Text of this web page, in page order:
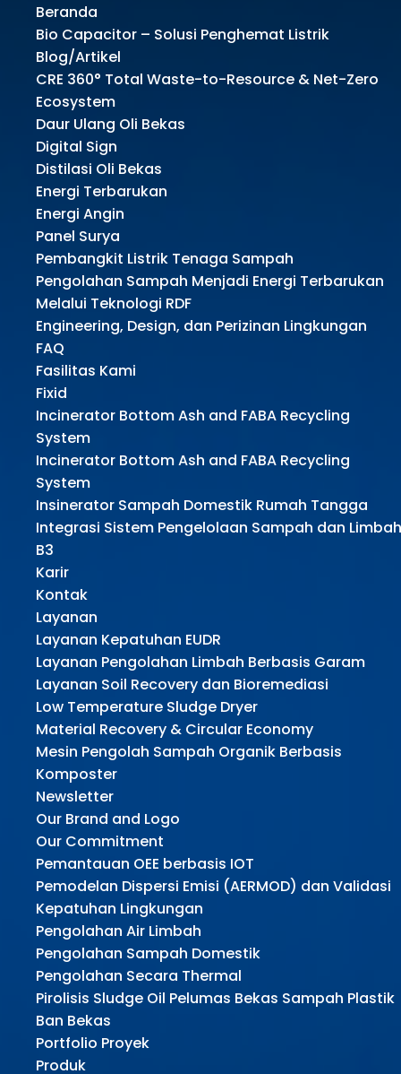
Beranda
Bio Capacitor – Solusi Penghemat Listrik
Blog/Artikel
CRE 360° Total Waste-to-Resource & Net-Zero
Ecosystem
Daur Ulang Oli Bekas
Digital Sign
Distilasi Oli Bekas
Energi Terbarukan
Energi Angin
Panel Surya
Pembangkit Listrik Tenaga Sampah
Pengolahan Sampah Menjadi Energi Terbarukan
Melalui Teknologi RDF
Engineering, Design, dan Perizinan Lingkungan
FAQ
Fasilitas Kami
Fixid
Incinerator Bottom Ash and FABA Recycling
System
Incinerator Bottom Ash and FABA Recycling
System
Insinerator Sampah Domestik Rumah Tangga
Integrasi Sistem Pengelolaan Sampah dan Limbah
B3
Karir
Kontak
Layanan
Layanan Kepatuhan EUDR
Layanan Pengolahan Limbah Berbasis Garam
Layanan Soil Recovery dan Bioremediasi
Low Temperature Sludge Dryer
Material Recovery & Circular Economy
Mesin Pengolah Sampah Organik Berbasis
Komposter
Newsletter
Our Brand and Logo
Our Commitment
Pemantauan OEE berbasis IOT
Pemodelan Dispersi Emisi (AERMOD) dan Validasi
Kepatuhan Lingkungan
Pengolahan Air Limbah
Pengolahan Sampah Domestik
Pengolahan Secara Thermal
Pirolisis Sludge Oil Pelumas Bekas Sampah Plastik
Ban Bekas
Portfolio Proyek
Produk